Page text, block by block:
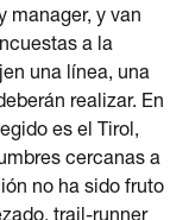
manager, y van
a la
una línea, una
realizar. En
es el Tirol,
cercanas a
no ha sido fruto
trail-runner